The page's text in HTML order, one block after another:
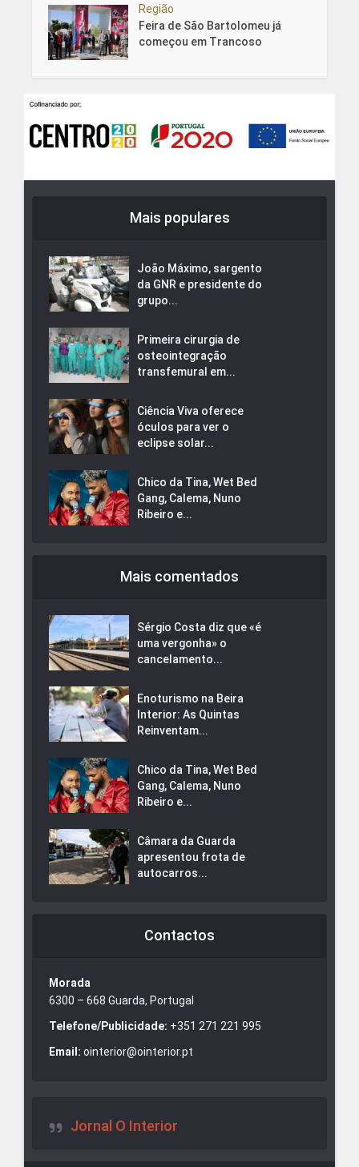
Região
Feira de São Bartolomeu já
começou em Trancoso
Mais populares
João Máximo, sargento
da GNR e presidente do
grupo...
Primeira cirurgia de
osteointegração
transfemural em...
Ciência Viva oferece
óculos para ver o
eclipse solar...
Chico da Tina, Wet Bed
Gang, Calema, Nuno
Ribeiro e...
Mais comentados
Sérgio Costa diz que «é
uma vergonha» o
cancelamento...
Enoturismo na Beira
Interior: As Quintas
Reinventam...
Chico da Tina, Wet Bed
Gang, Calema, Nuno
Ribeiro e...
Câmara da Guarda
apresentou frota de
autocarros...
Contactos
Morada
6300 – 668 Guarda, Portugal
Telefone/Publicidade: +351 271 221 995
Email: ointerior@ointerior.pt
Jornal O Interior